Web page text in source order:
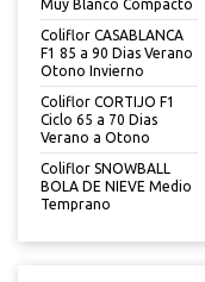
Muy Blanco Compacto
Coliflor CASABLANCA
F1 85 a 90 Dias Verano
Otono Invierno
Coliflor CORTIJO F1
Ciclo 65 a 70 Dias
Verano a Otono
Coliflor SNOWBALL
BOLA DE NIEVE Medio
Temprano